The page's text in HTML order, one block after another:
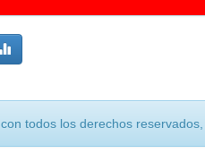
todos los derechos